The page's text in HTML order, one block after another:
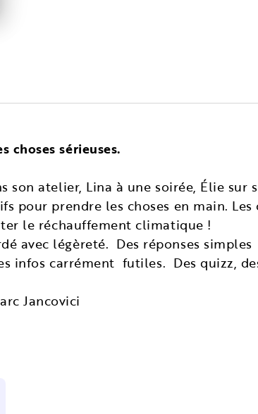
choses sérieuses.
son atelier, Lina à une soirée, Élie sur
pour prendre les choses en main.
le réchauffement climatique !
avec légèreté. Des réponses
infos carrément futiles. Des quizz,
Jancovici